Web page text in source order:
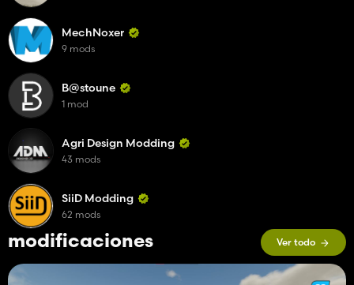
modificaciones Ver todo
MechNoxer
9 mods
B@stoune
1 mod
Agri Design Modding
43 mods
SiiD Modding
62 mods